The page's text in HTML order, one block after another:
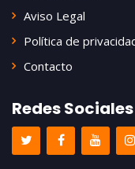
Aviso Legal
Política de
Contacto
Redes Sociales